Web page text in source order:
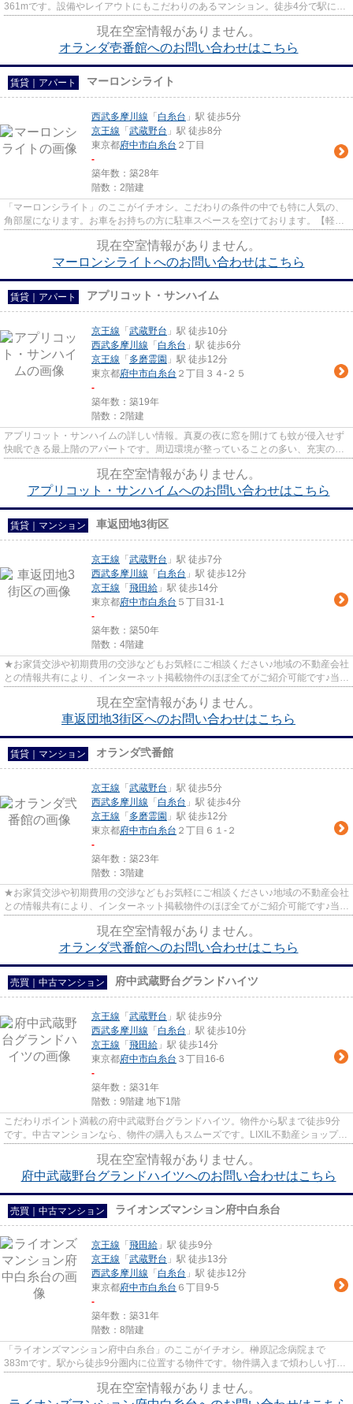
361mです。設備やレイアウトにもこだわりのあるマンション。徒歩4分で駅にア
現在空室情報がありません。
オランダ壱番館へのお問い合わせはこちら
賃貸｜アパート マーロンシライト
西武多摩川線 「 白糸台 」駅 徒歩5分
京王線 「 武蔵野台 」駅 徒歩8分
東京都府中市白糸台 ２丁目
-
築年数：築28年
階数：2階建
「マーロンシライト」のここがイチオシ。こだわりの条件の中でも特に人気の、
角部屋になります。お車をお持ちの方に駐車スペースを空けております。【軽量
現在空室情報がありません。
マーロンシライトへのお問い合わせはこちら
賃貸｜アパート アプリコット・サンハイム
京王線 「 武蔵野台 」駅 徒歩10分
西武多摩川線 「 白糸台 」駅 徒歩6分
京王線 「 多磨霊園 」駅 徒歩12分
東京都府中市白糸台 ２丁目３４-２５
-
築年数：築19年
階数：2階建
アプリコット・サンハイムの詳しい情報。真夏の夜に窓を開けても蚊が侵入せず
快眠できる最上階のアパートです。周辺環境が整っていることの多い、充実のア
現在空室情報がありません。
アプリコット・サンハイムへのお問い合わせはこちら
賃貸｜マンション 車返団地3街区
京王線 「 武蔵野台 」駅 徒歩7分
西武多摩川線 「 白糸台 」駅 徒歩12分
京王線 「 飛田給 」駅 徒歩14分
東京都府中市白糸台 ５丁目31-1
-
築年数：築50年
階数：4階建
★お家賃交渉や初期費用の交渉などもお気軽にご相談ください♪地域の不動産会社
との情報共有により、インターネット掲載物件のほぼ全てがご紹介可能です♪当店
現在空室情報がありません。
車返団地3街区へのお問い合わせはこちら
賃貸｜マンション オランダ弐番館
京王線 「 武蔵野台 」駅 徒歩5分
西武多摩川線 「 白糸台 」駅 徒歩4分
京王線 「 多磨霊園 」駅 徒歩12分
東京都府中市白糸台 ２丁目６１-２
-
築年数：築23年
階数：3階建
★お家賃交渉や初期費用の交渉などもお気軽にご相談ください♪地域の不動産会社
との情報共有により、インターネット掲載物件のほぼ全てがご紹介可能です♪当店
現在空室情報がありません。
オランダ弐番館へのお問い合わせはこちら
売買｜中古マンション 府中武蔵野台グランドハイツ
京王線 「 武蔵野台 」駅 徒歩9分
西武多摩川線 「 白糸台 」駅 徒歩10分
京王線 「 飛田給 」駅 徒歩14分
東京都府中市白糸台 ３丁目16-6
-
築年数：築31年
階数：9階建 地下1階
こだわりポイント満載の府中武蔵野台グランドハイツ。物件から駅まで徒歩9分
です。中古マンションなら、物件の購入もスムーズです。LIXIL不動産ショップ
現在空室情報がありません。
府中武蔵野台グランドハイツへのお問い合わせはこちら
売買｜中古マンション ライオンズマンション府中白糸台
京王線 「 飛田給 」駅 徒歩9分
京王線 「 武蔵野台 」駅 徒歩13分
西武多摩川線 「 白糸台 」駅 徒歩12分
東京都府中市白糸台 ６丁目9-5
-
築年数：築31年
階数：8階建
「ライオンズマンション府中白糸台」のここがイチオシ。榊原記念病院まで
383mです。駅から徒歩9分圏内に位置する物件です。物件購入まで煩わしい打ち
現在空室情報がありません。